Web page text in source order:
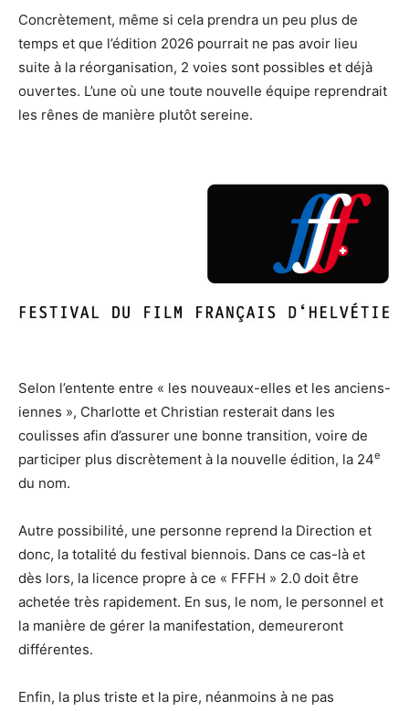
Concrètement, même si cela prendra un peu plus de
temps et que l’édition 2026 pourrait ne pas avoir lieu
suite à la réorganisation, 2 voies sont possibles et déjà
ouvertes. L’une où une toute nouvelle équipe reprendrait
les rênes de manière plutôt sereine.
Selon l’entente entre « les nouveaux-elles et les anciens-
iennes », Charlotte et Christian resterait dans les
coulisses afin d’assurer une bonne transition, voire de
participer plus discrètement à la nouvelle édition, la 24e
du nom.
Autre possibilité, une personne reprend la Direction et
donc, la totalité du festival biennois. Dans ce cas-là et
dès lors, la licence propre à ce « FFFH » 2.0 doit être
achetée très rapidement. En sus, le nom, le personnel et
la manière de gérer la manifestation, demeureront
différentes.
Enfin, la plus triste et la pire, néanmoins à ne pas